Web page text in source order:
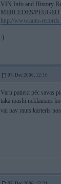
VIN Info and History
MERCEDES/
http://www.auto-
:)
07. Dec 2006, 12:16
Varu patiekt pēc savas
takā īpashi neklausies
vai nav rauts karteris